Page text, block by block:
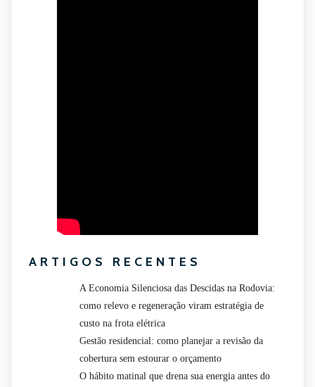
ARTIGOS RECENTES
A Economia Silenciosa das Descidas na Rodovia:
como relevo e regeneração viram estratégia de
custo na frota elétrica
Gestão residencial: como planejar a revisão da
cobertura sem estourar o orçamento
O hábito matinal que drena sua energia antes do